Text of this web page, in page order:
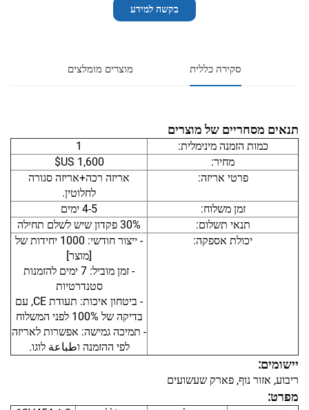
בקשה למידע
סקירה כללית מוצרים מומלצים
תנאים מסחריים של מוצרים
כמות הזמנה מינימלית:
1
מחיר:
1,600 US$
פרטי אריזה:
אריזה רכה+אריזה סגורה
לחלוטין.
זמן משלוח:
4-5 ימים
תנאי תשלום:
30% פקדון שיש לשלם תחילה
יכולת אספקה:
- ייצור חודשי: 1000 יחידות של
[מוצר]
- זמן מוביל: 7 ימים להזמנות
סטנדרטיות
- ביטחון איכות: תעודת CE, עם
בדיקה של 100% לפני המשלוח
- תמיכה גמישה: אפשרות לאריזה
לפי ההזמנה וطباعة לוגו.
יישומים:
ריבוע, אזור נוף, פארק שעשועים
מפרט: